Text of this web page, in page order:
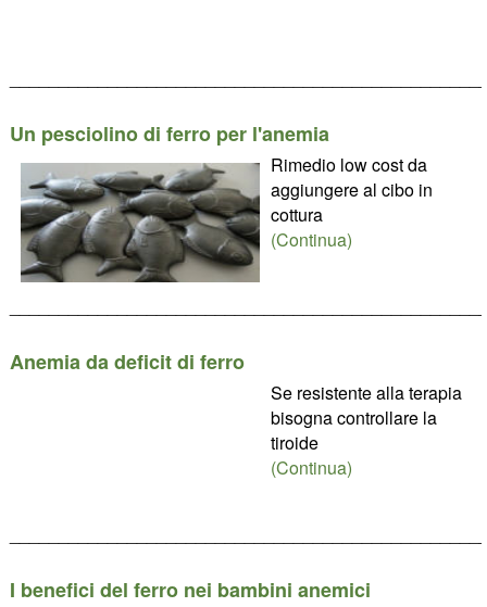
Un pesciolino di ferro per l'anemia
Rimedio low cost da
aggiungere al cibo in
cottura
(Continua)
Anemia da deficit di ferro
Se resistente alla terapia
bisogna controllare la
tiroide
(Continua)
I benefici del ferro nei bambini anemici